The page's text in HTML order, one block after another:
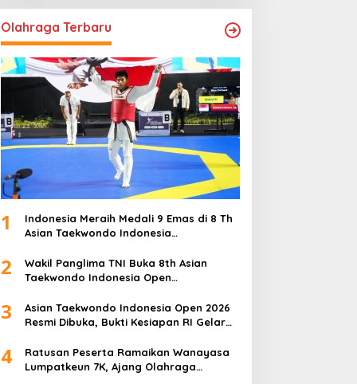
Olahraga Terbaru
1
Indonesia Meraih Medali 9 Emas di 8 Th
Asian Taekwondo Indonesia
2
Wakil Panglima TNI Buka 8th Asian
Taekwondo Indonesia Open
3
Asian Taekwondo Indonesia Open 2026
Resmi Dibuka, Bukti Kesiapan RI Gelar
4
Ratusan Peserta Ramaikan Wanayasa
Lumpatkeun 7K, Ajang Olahraga